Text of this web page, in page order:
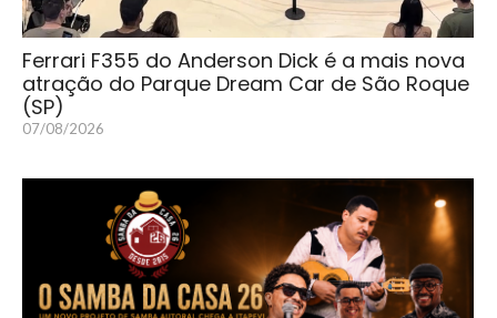
Ferrari F355 do Anderson Dick é a mais nova
atração do Parque Dream Car de São Roque
(SP)
07/08/2026